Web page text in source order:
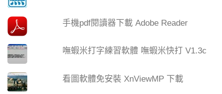
手機pdf閱讀器下載 Adobe Reader
嘸蝦米打字練習軟體 嘸蝦米快打 V1.3c
看圖軟體免安裝 XnViewMP 下載